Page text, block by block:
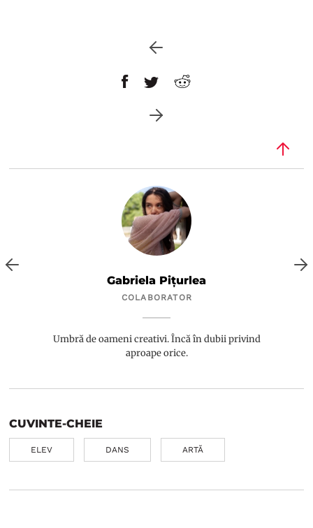
Gabriela Pițurlea
COLABORATOR
Umbră de oameni creativi. Încă în dubii privind
aproape orice.
CUVINTE-CHEIE
ELEV DANS ARTĂ